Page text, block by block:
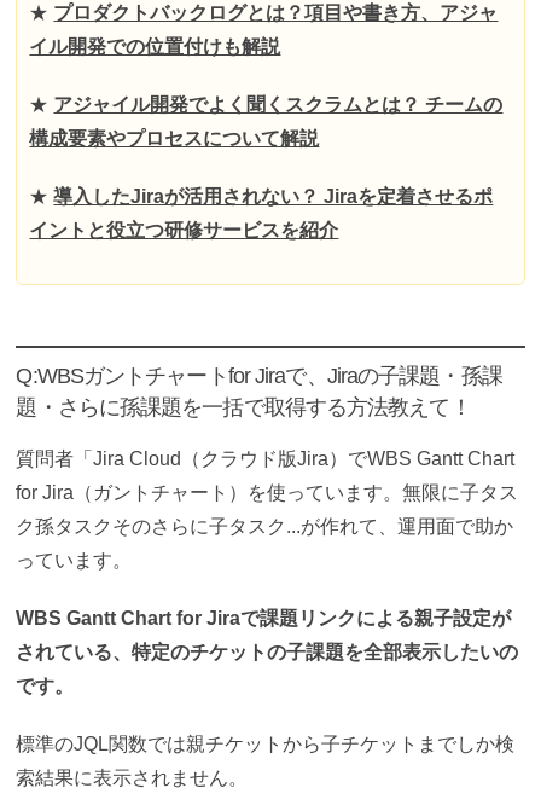
★ プロダクトバックログとは？項目や書き方、アジャ
イル開発での位置付けも解説
★ アジャイル開発でよく聞くスクラムとは？ チームの
構成要素やプロセスについて解説
★導入したJiraが活用されない？ Jiraを定着させるポ
イントと役立つ研修サービスを紹介
Q:WBSガントチャートfor Jiraで、Jiraの子課題・孫課
題・さらに孫課題を一括で取得する方法教えて！
質問者「Jira Cloud（クラウド版Jira）でWBS Gantt Chart
for Jira（ガントチャート）を使っています。無限に子タス
ク孫タスクそのさらに子タスク...が作れて、運用面で助か
っています。
WBS Gantt Chart for Jiraで課題リンクによる親子設定が
されている、特定のチケットの子課題を全部表示したいの
です。
標準のJQL関数では親チケットから子チケットまでしか検
索結果に表示されません。